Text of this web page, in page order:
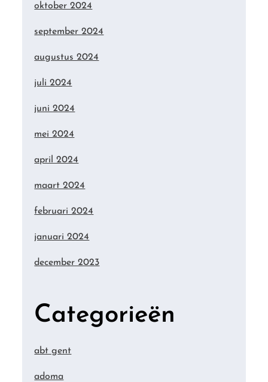
oktober 2024
september 2024
augustus 2024
juli 2024
juni 2024
mei 2024
april 2024
maart 2024
februari 2024
januari 2024
december 2023
Categorieën
abt gent
adoma